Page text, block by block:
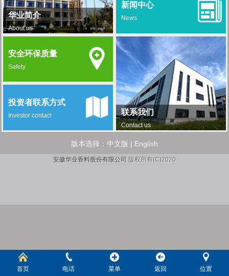
华业简介
About us
新闻中心
News
联系我们
Contact us
安全环保质量
Safety
投资者联系方式
Investor contact
版本选择： 中文版 | English
安徽华业香料股份有限公司 版权所有(C)2020
首页 电话 菜单 返回 位置